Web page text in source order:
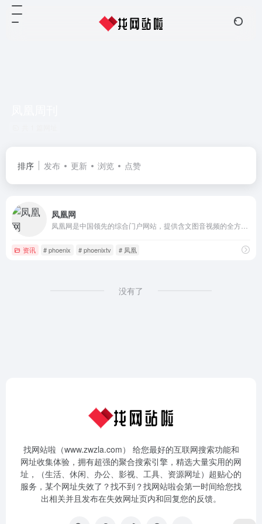
排序 发布 更新 浏览 点赞
凤凰网
资讯 # phoenix # phoenixtv # 凤凰
没有了
找网站啦（www.zwzla.com） 给您最好的互联网搜索功能和
网址收集体验，拥有超强的聚合搜索引擎，精选大量实用的网
址，（生活、休闲、办公、影视、工具、资源网址）超贴心的
服务，某个网址失效了？找不到？找网站啦会第一时间给您找
出相关并且发布在失效网址页内和回复您的反馈。